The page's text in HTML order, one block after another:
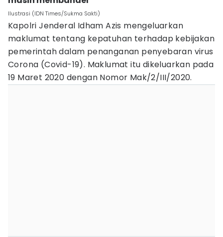
Ilustrasi (IDN Times/Sukma Sakti)
Kapolri Jenderal Idham Azis mengeluarkan
maklumat tentang kepatuhan terhadap kebijakan
pemerintah dalam penanganan penyebaran virus
Corona (Covid-19). Maklumat itu dikeluarkan pada
19 Maret 2020 dengan Nomor Mak/2/III/2020.